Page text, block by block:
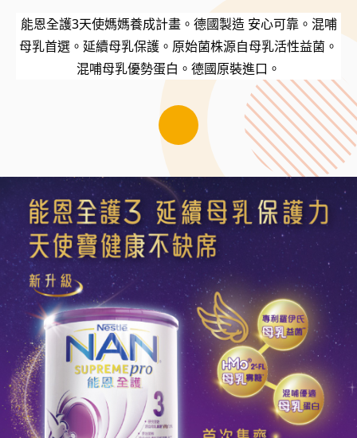
能恩全護3天使媽媽養成計畫。德國製造 安心可靠。混哺
母乳首選。延續母乳保護。原始菌株源自母乳活性益菌。
混哺母乳優勢蛋白。德國原裝進口。